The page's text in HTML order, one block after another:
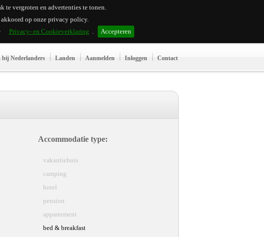
te vergroten en advertenties te tonen.
op onze privacy policy.
Privacy- en Cookieverklaring . Accepteren
bij Nederlanders Landen Aanmelden Inloggen Contact
Accommodatie type:
vakantiehuis
camping
hotel
pension
appartement
bed & breakfast